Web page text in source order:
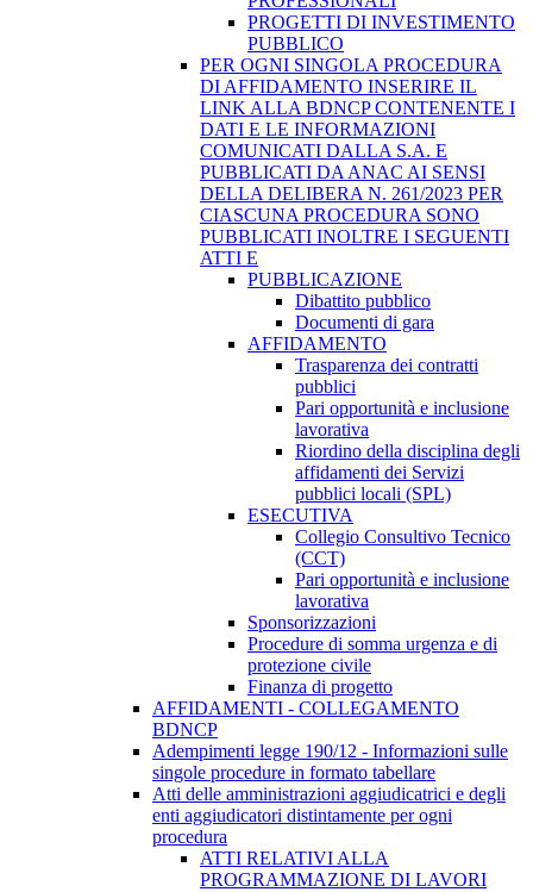
PROGETTI DI INVESTIMENTO
PUBBLICO
PER OGNI SINGOLA PROCEDURA
DI AFFIDAMENTO INSERIRE IL
LINK ALLA BDNCP CONTENENTE I
DATI E LE INFORMAZIONI
COMUNICATI DALLA S.A. E
PUBBLICATI DA ANAC AI SENSI
DELLA DELIBERA N. 261/2023 PER
CIASCUNA PROCEDURA SONO
PUBBLICATI INOLTRE I SEGUENTI
ATTI E
PUBBLICAZIONE
Dibattito pubblico
Documenti di gara
AFFIDAMENTO
Trasparenza dei contratti
pubblici
Pari opportunità e inclusione
lavorativa
Riordino della disciplina degli
affidamenti dei Servizi
pubblici locali (SPL)
ESECUTIVA
Collegio Consultivo Tecnico
(CCT)
Pari opportunità e inclusione
lavorativa
Sponsorizzazioni
Procedure di somma urgenza e di
protezione civile
Finanza di progetto
AFFIDAMENTI - COLLEGAMENTO
BDNCP
Adempimenti legge 190/12 - Informazioni sulle
singole procedure in formato tabellare
Atti delle amministrazioni aggiudicatrici e degli
enti aggiudicatori distintamente per ogni
procedura
ATTI RELATIVI ALLA
PROGRAMMAZIONE DI LAVORI